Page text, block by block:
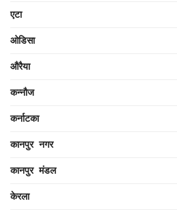
एटा
ओडिसा
औरैया
कन्नौज
कर्नाटका
कानपुर नगर
कानपुर मंडल
केरला